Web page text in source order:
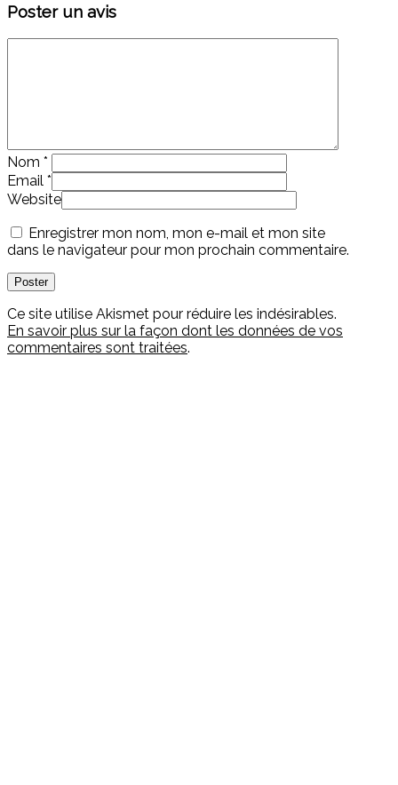
Poster un avis
Nom *
Email *
Website
Enregistrer mon nom, mon e-mail et mon site
dans le navigateur pour mon prochain commentaire.
Ce site utilise Akismet pour réduire les indésirables.
En savoir plus sur la façon dont les données de vos
commentaires sont traitées.